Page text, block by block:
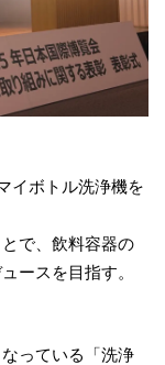
イボトル洗浄機を
で、飲料容器の
ースを目指す。
っている「洗浄